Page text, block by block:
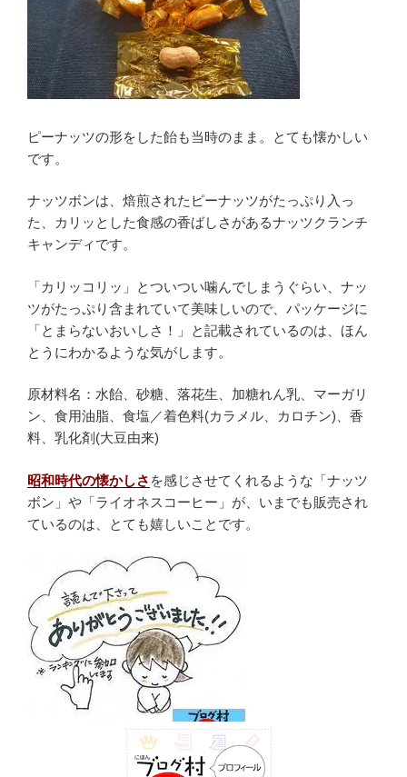
ピーナッツの形をした飴も当時のまま。とても懐かしい
です。
ナッツボンは、焙煎されたピーナッツがたっぷり入っ
た、カリッとした食感の香ばしさがあるナッツクランチ
キャンディです。
「カリッコリッ」とついつい噛んでしまうぐらい、ナッ
ツがたっぷり含まれていて美味しいので、パッケージに
「とまらないおいしさ！」と記載されているのは、ほん
とうにわかるような気がします。
原材料名：水飴、砂糖、落花生、加糖れん乳、マーガリ
ン、食用油脂、食塩／着色料(カラメル、カロチン)、香
料、乳化剤(大豆由来)
昭和時代の懐かしさ を感じさせてくれるような「ナッツ
ボン」や「ライオネスコーヒー」が、いまでも販売され
ているのは、とても嬉しいことです。